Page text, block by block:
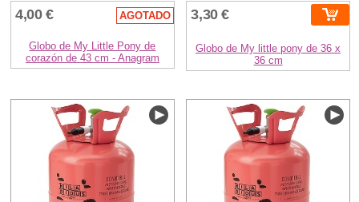
4,00 € AGOTADO
Globo de My Little Pony de
corazón de 43 cm - Anagram
3,30 €
Globo de My little pony de 36 x
36 cm